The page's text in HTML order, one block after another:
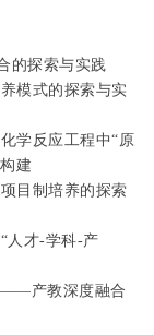
的探索与实践
模式的探索与实
学反应工程中“原
建
目制培养的探索
人才-学科-产
——产教深度融合